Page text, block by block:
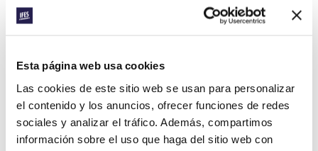
Esta página web usa cookies
Las cookies de este sitio web se usan para personalizar
el contenido y los anuncios, ofrecer funciones de redes
sociales y analizar el tráfico. Además, compartimos
información sobre el uso que haga del sitio web con
ENVIAR